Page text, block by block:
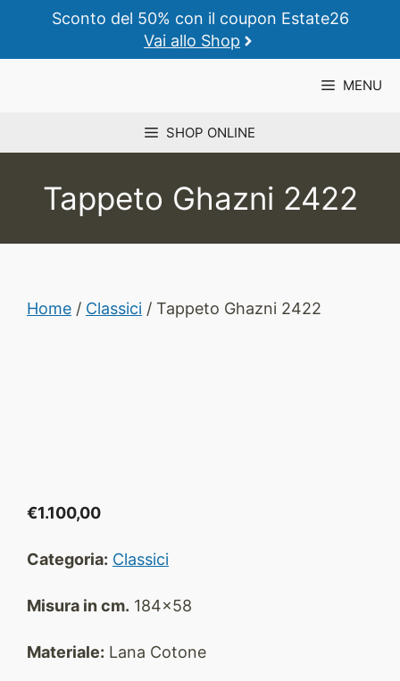
contenuto
Sconto del 50% con il coupon Estate26
Vai allo Shop
MENU
SHOP ONLINE
Tappeto Ghazni 2422
Home / Classici / Tappeto Ghazni 2422
€1.100,00
Categoria: Classici
Misura in cm. 184x58
Materiale: Lana Cotone